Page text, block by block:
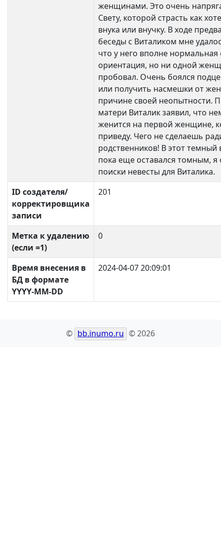
женщинами. Это очень
Свету, которой страсть как
внука или внучку. В ходе
беседы с Виталиком мне
что у него вполне нормальная
ориентация, но ни одной
пробовал. Очень боялся
или получить насмешки от
причине своей неопытности.
матери Виталик заявил, что
женится на первой женщине,
приведу. Чего не сделаешь
родственников! В этот
пока еще оставался томным, я
поиски невесты для Виталика.
ID создателя/
корректировщика
записи
201
Метка к удалению
(если =1)
0
Время внесения в
БД в формате
YYYY-MM-DD
2024-04-07 20:09:01
© bb.inumo.ru © 2026